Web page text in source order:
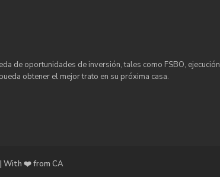
de oportunidades de inversión, tales como FSBO, ejecución
obtener el mejor trato en su próxima casa.
| With ❤️ from CA